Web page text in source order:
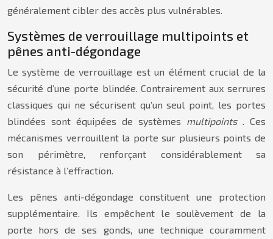
généralement cibler des accès plus vulnérables.
Systèmes de verrouillage multipoints et
pênes anti-dégondage
Le système de verrouillage est un élément crucial de la
sécurité d’une porte blindée. Contrairement aux serrures
classiques qui ne sécurisent qu’un seul point, les portes
blindées sont équipées de systèmes multipoints . Ces
mécanismes verrouillent la porte sur plusieurs points de
son périmètre, renforçant considérablement sa
résistance à l’effraction.
Les pênes anti-dégondage constituent une protection
supplémentaire. Ils empêchent le soulèvement de la
porte hors de ses gonds, une technique couramment